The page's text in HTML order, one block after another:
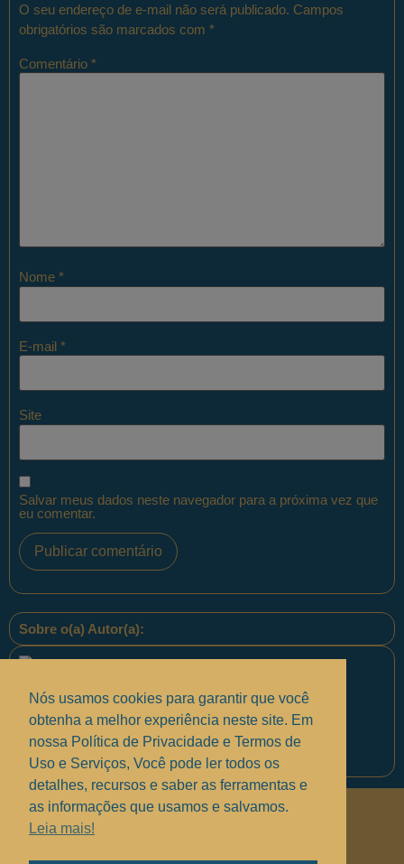
O seu endereço de e-mail não será publicado. Campos
obrigatórios são marcados com *
Comentário *
Nome *
E-mail *
Site
Salvar meus dados neste navegador para a próxima vez que
eu comentar.
Sobre o(a) Autor(a):
Equipe PontoPM
Políticas de Privacidade.
Nós usamos cookies para garantir que você
obtenha a melhor experiência neste site. Em
nossa Política de Privacidade e Termos de
Uso e Serviços, Você pode ler todos os
detalhes, recursos e saber as ferramentas e
as informações que usamos e salvamos.
Leia mais!